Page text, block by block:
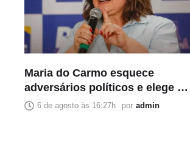
Maria do Carmo esquece
adversários políticos e elege a
imprensa como principal
6 de agosto às 16:27h por admin